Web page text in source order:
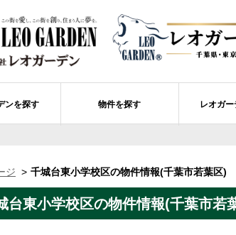
ンを探す
成田市のレオガーデン
ーデン新現場 造成工事のお知らせ レオ
物件を探す
市川市エリアの物件情報
土地を探す
レオガ
オ・グローブ カリフォルニア
モデルハウス
住宅ローンのポイント
売却物件大募集
ジ 千城台東小学校区の物件情報(千葉市若葉区)
台東小学校区の物件情報(千葉市若